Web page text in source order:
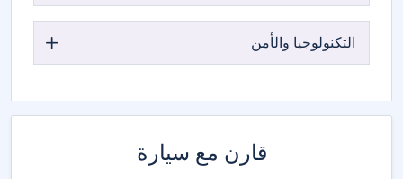
التكنولوجيا والأمن
قارن مع سيارة